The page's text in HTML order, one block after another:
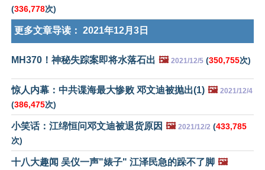
(336,778次)
更多文章导读： 2021年12月3日
MH370！神秘失踪案即将水落石出 🖼️ 2021/12/5 (350,755次)
惊人内幕：中共谍海最大惨败 邓文迪被抛出(1) 🖼️ 2021/12/4
(386,475次)
小笑话：江绵恒问邓文迪被退货原因 🖼️ 2021/12/2 (433,785
次)
十八大趣闻 吴仪一声"婊子" 江泽民急的跺不了脚 🖼️